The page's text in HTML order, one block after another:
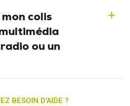
a
colis
ou un
BESOIN D'AIDE ?